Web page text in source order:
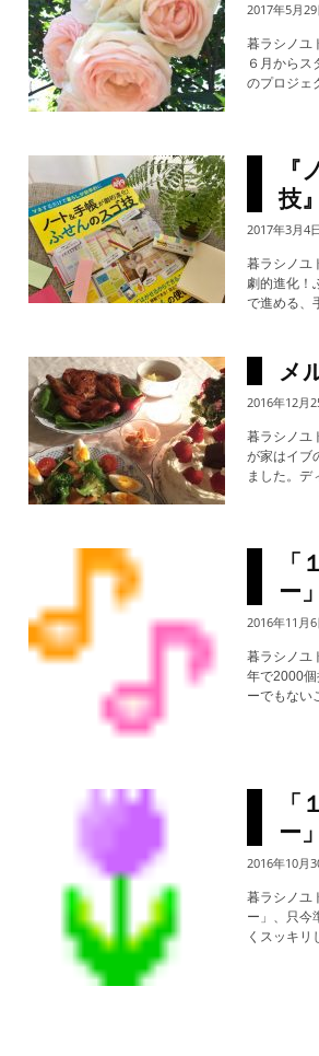
2017年5月29
暮ラシノユ
６月からス
のプロジェ
技』
2017年3月4日
暮ラシノユ
劇的進化！
で進める、
メ
2016年12月
暮ラシノユ
が家はイブ
ました。デ
ー
2016年11月6
暮ラシノユ
年で2000
ーでもない
ー
2016年10月
暮ラシノユ
ー」、只今
くスッキリ